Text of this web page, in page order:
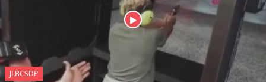
JLBCSDP